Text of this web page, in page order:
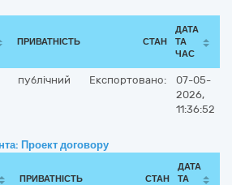
ПРИВАТНІСТЬ СТАН
ДАТА
ТА
ЧАС
публічний Експортовано:
07-05-
2026,
11:36:52
Проект договору
ПРИВАТНІСТЬ СТАН
ДАТА
ТА